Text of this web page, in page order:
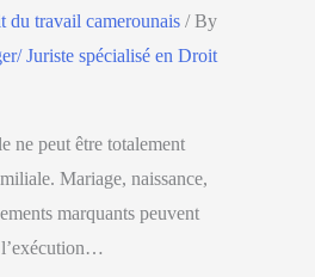
du travail camerounais / By
Juriste spécialisé en Droit
ne peut être totalement
Mariage, naissance,
marquants peuvent